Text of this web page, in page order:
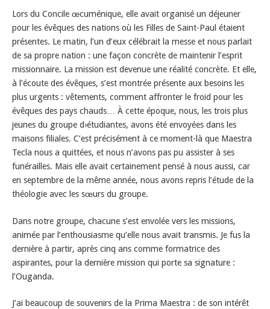
Lors du Concile œcuménique, elle avait organisé un déjeuner
pour les évêques des nations où les Filles de Saint-Paul étaient
présentes. Le matin, l’un d’eux célébrait la messe et nous parlait
de sa propre nation : une façon concrète de maintenir l’esprit
missionnaire. La mission est devenue une réalité concrète. Et elle,
à l’écoute des évêques, s’est montrée présente aux besoins les
plus urgents : vêtements, comment affronter le froid pour les
évêques des pays chauds… À cette époque, nous, les trois plus
jeunes du groupe d›étudiantes, avons été envoyées dans les
maisons filiales. C’est précisément à ce moment-là que Maestra
Tecla nous a quittées, et nous n’avons pas pu assister à ses
funérailles. Mais elle avait certainement pensé à nous aussi, car
en septembre de la même année, nous avons repris l’étude de la
théologie avec les sœurs du groupe.
Dans notre groupe, chacune s’est envolée vers les missions,
animée par l’enthousiasme qu’elle nous avait transmis. Je fus la
dernière à partir, après cinq ans comme formatrice des
aspirantes, pour la dernière mission qui porte sa signature :
l’Ouganda.
J’ai beaucoup de souvenirs de la Prima Maestra : de son intérêt